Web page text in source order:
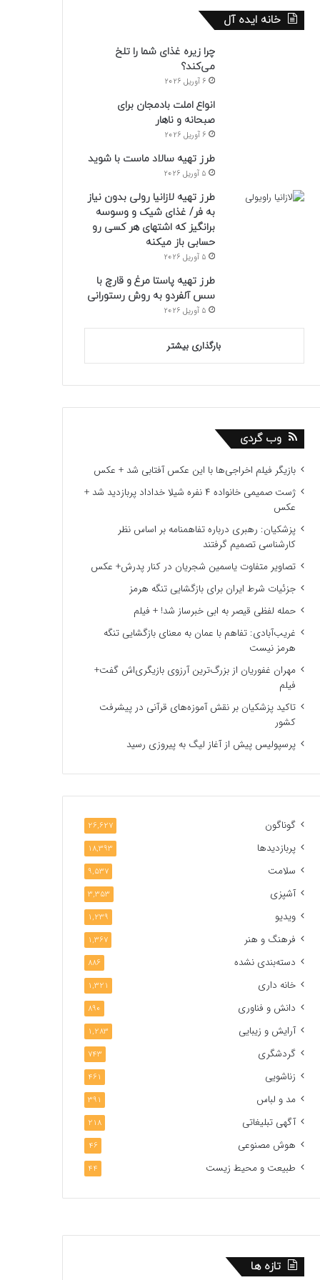
خانه ایده آل
چرا زیره غذای شما را تلخ
می‌کند؟
6 آوریل 2026
انواع املت بادمجان برای
صبحانه و ناهار
6 آوریل 2026
طرز تهیه سالاد ماست با شوید
5 آوریل 2026
طرز تهیه لازانیا رولی بدون نیاز
به فر/ غذای شیک و وسوسه
برانگیز که اشتهای هر کسی رو
حسابی باز میکنه
5 آوریل 2026
طرز تهیه پاستا مرغ و قارچ با
سس آلفردو به روش رستورانی
5 آوریل 2026
بارگذاری بیشتر
وب گردی
بازیگر فیلم اخراجی‌ها با این عکس آفتابی شد + عکس
ژست صمیمی خانواده ۴ نفره شیلا خداداد پربازدید شد +
عکس
پزشکیان: رهبری درباره تفاهمنامه بر اساس نظر
کارشناسی تصمیم گرفتند
تصاویر متفاوت یاسمین شجریان در کنار پدرش+ عکس
جزئیات شرط ایران برای بازگشایی تنگه هرمز
حمله لفظی قیصر به ابی خبرساز شد! + فیلم
غریب‌آبادی: تفاهم با عمان به معنای بازگشایی تنگه
هرمز نیست
مهران غفوریان از بزرگ‌ترین آرزوی بازیگری‌اش گفت+
فیلم
تاکید پزشکیان بر نقش آموزه‌های قرآنی در پیشرفت
کشور
پرسپولیس پیش از آغاز لیگ به پیروزی رسید
گوناگون 26,627
پربازدیدها 18,393
سلامت 9,537
آشپزی 3,353
ویدیو 1,239
فرهنگ و هنر 1,367
دسته‌بندی نشده 886
خانه داری 1,321
دانش و فناوری 890
آرایش و زیبایی 1,283
گردشگری 743
زناشویی 461
مد و لباس 391
آگهی تبلیغاتی 218
هوش مصنوعی 46
طبیعت و محیط زیست 44